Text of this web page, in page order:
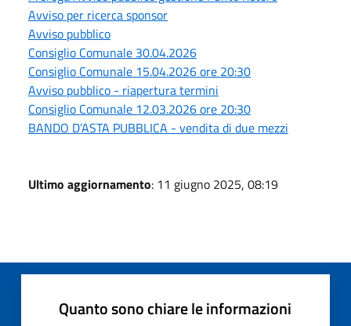
Avviso per ricerca sponsor
Avviso pubblico
Consiglio Comunale 30.04.2026
Consiglio Comunale 15.04.2026 ore 20:30
Avviso pubblico - riapertura termini
Consiglio Comunale 12.03.2026 ore 20:30
BANDO D’ASTA PUBBLICA - vendita di due mezzi
Ultimo aggiornamento: 11 giugno 2025, 08:19
Quanto sono chiare le informazioni